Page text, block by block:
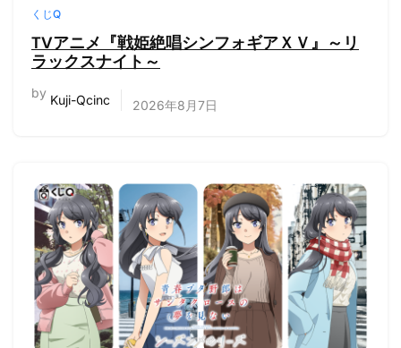
くじQ
TVアニメ『戦姫絶唱シンフォギアＸＶ』～リ
ラックスナイト～
by Kuji-Qcinc 2026年8月7日